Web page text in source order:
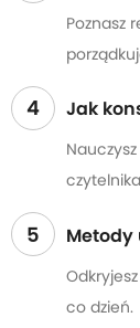
Poznasz
4 Jak
5 Metody
co dzień.